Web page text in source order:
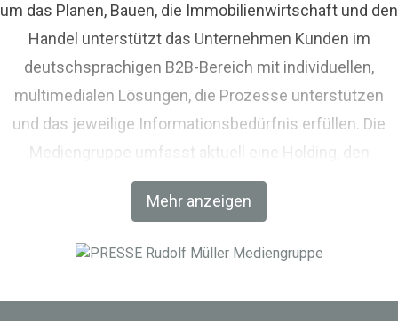
Mehr anzeigen
um das Planen, Bauen, die Immobilienwirtschaft und den
Handel unterstützt das Unternehmen Kunden im
deutschsprachigen B2B-Bereich mit individuellen,
multimedialen Lösungen, die Prozesse unterstützen
und das jeweilige Informationsbedürfnis erfüllen. Die
Mediengruppe umfasst aktuell eine Holding, den
Fachverlag RM Rudolf Müller Medien und mit der BIM
World MUNICH eine Netzwerkplattform für Akteure der